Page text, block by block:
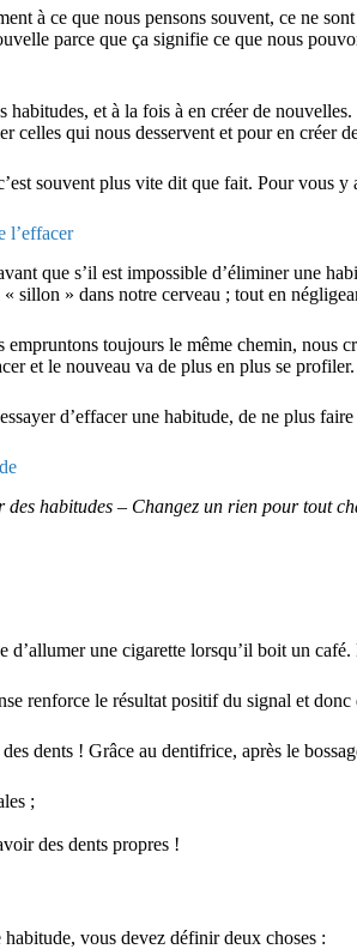
à ce que nous pensons souvent, ce ne
parce que ça signifie ce que nous
habitudes, et à la fois à en créer de
celles qui nous desservent et pour en
souvent plus vite dit que fait. Pour vous y
l’effacer
que s’il est impossible d’éliminer une
sillon » dans notre cerveau ; tout en
empruntons toujours le même chemin,
et le nouveau va de plus en plus se profiler.
d’effacer une habitude, de ne plus
des habitudes – Changez un rien pour tout
une cigarette lorsqu’il boit un
renforce le résultat positif du signal et donc
dents ! Grâce au dentifrice, après le
;
des dents propres !
vous devez définir deux choses :